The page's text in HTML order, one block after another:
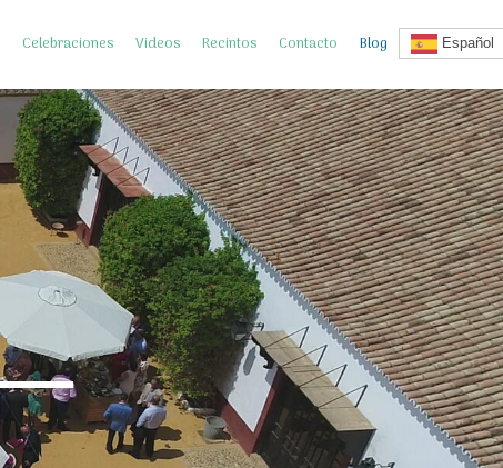
Celebraciones Videos Recintos Contacto Blog Español